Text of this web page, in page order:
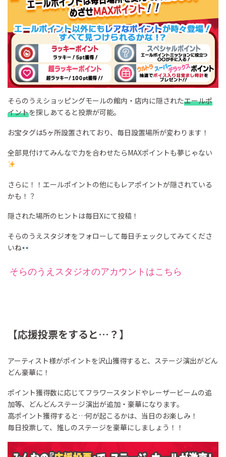
そらのうえショッピングモールの館内・店内に隠されたエールポ
イントを探しあてると投票が可能。
お宝タグは5ヶ所設置されており、毎日設置場所が変わります！
全部見付けてみんなで力を合わせたらMAXポイントも夢じゃない
さらに！！エールポイントの他にもレアポイントが隠されている
かも！？
隠された場所のヒントは毎日Xにて投稿！
そらのうえスタジオをフォローして毎日チェックしてみてくださ
いね
そらのうえスタジオのアカウントはこちら
【応援投票をすると…？】
アーティスト様がポイントを沢山獲得すると、ステージ演出がどん
どん豪華に！
ポイント獲得数に応じてフラワースタンドやレーザービームの追
加等、どんどんステージ演出が追加・豪華になります。
高ポイント獲得すると…何が起こるかは、当日のお楽しみ！
毎日投票して、推しのステージを豪華にしましょう！！